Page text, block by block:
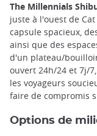
The Millennials
juste à l'ouest de
capsule spacieux,
ainsi que des
d'un plateau/
ouvert 24h/24 et 7j/
les voyageurs
faire de compromis
Options de